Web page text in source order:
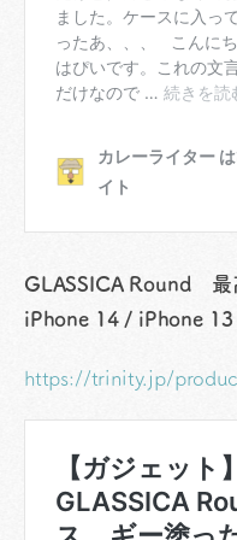
GLASSICA Round 最
iPhone 14 / iPhone 13
https://trinity.jp/